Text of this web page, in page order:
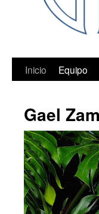
Inicio Equipo
Gael